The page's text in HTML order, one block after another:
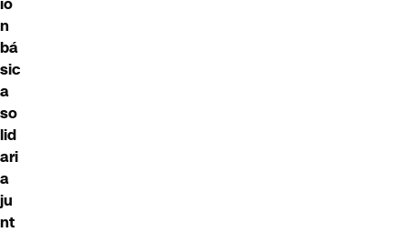
n
bá
sic
a
so
lid
ari
a
ju
nt